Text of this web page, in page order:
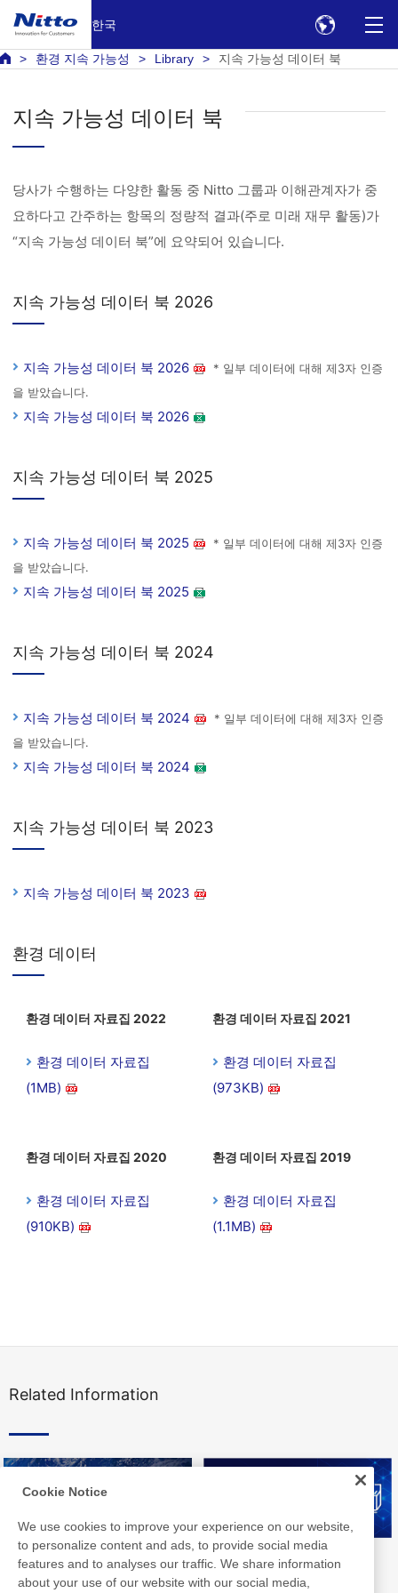
한국
환경 지속 가능성 Library 지속 가능성 데이터 북
지속 가능성 데이터 북
당사가 수행하는 다양한 활동 중 Nitto 그룹과 이해관계자가 중
요하다고 간주하는 항목의 정량적 결과(주로 미래 재무 활동)가
“지속 가능성 데이터 북”에 요약되어 있습니다.
지속 가능성 데이터 북 2026
지속 가능성 데이터 북 2026
* 일부 데이터에 대해 제3자 인증
을 받았습니다.
지속 가능성 데이터 북 2026
지속 가능성 데이터 북 2025
지속 가능성 데이터 북 2025
* 일부 데이터에 대해 제3자 인증
을 받았습니다.
지속 가능성 데이터 북 2025
지속 가능성 데이터 북 2024
지속 가능성 데이터 북 2024
* 일부 데이터에 대해 제3자 인증
을 받았습니다.
지속 가능성 데이터 북 2024
지속 가능성 데이터 북 2023
지속 가능성 데이터 북 2023
환경 데이터
환경 데이터 자료집 2022
환경 데이터 자료집
(1MB)
환경 데이터 자료집 2021
환경 데이터 자료집
(973KB)
환경 데이터 자료집 2020
환경 데이터 자료집
(910KB)
환경 데이터 자료집 2019
환경 데이터 자료집
(1.1MB)
Related Information
Nitto Group Integrated Report Nitto Library
Cookie Notice
We use cookies to improve your experience on our website,
to personalize content and ads, to provide social media
features and to analyses our traffic. We share information
about your use of our website with our social media,